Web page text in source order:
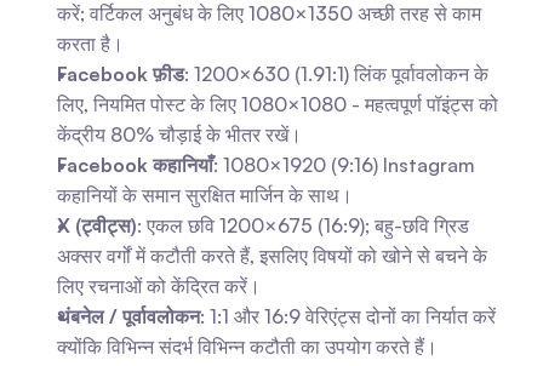
करें; वर्टिकल अनुबंध के लिए 1080×1350 अच्छी तरह से काम
करता है।
Facebook फ़ीड: 1200×630 (1.91:1) लिंक पूर्वावलोकन के
लिए, नियमित पोस्ट के लिए 1080×1080 - महत्वपूर्ण पॉइंट्स को
केंद्रीय 80% चौड़ाई के भीतर रखें।
Facebook कहानियाँ: 1080×1920 (9:16) Instagram
कहानियों के समान सुरक्षित मार्जिन के साथ।
X (ट्वीट्स): एकल छवि 1200×675 (16:9); बहु-छवि ग्रिड
अक्सर वर्गों में कटौती करते हैं, इसलिए विषयों को खोने से बचने के
लिए रचनाओं को केंद्रित करें।
थंबनेल / पूर्वावलोकन: 1:1 और 16:9 वेरिएंट्स दोनों का निर्यात करें
क्योंकि विभिन्न संदर्भ विभिन्न कटौती का उपयोग करते हैं।